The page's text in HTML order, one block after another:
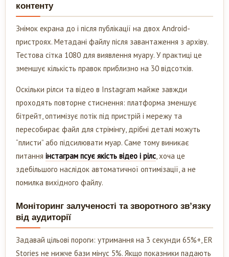
контенту
Знімок екрана до і після публікації на двох Android-
пристроях. Метадані файлу після завантаження з архіву.
Тестова сітка 1080 для виявлення муару. У практиці це
зменшує кількість правок приблизно на 30 відсотків.
Оскільки рілси та відео в Instagram майже завжди
проходять повторне стиснення: платформа зменшує
бітрейт, оптимізує потік під пристрій і мережу та
пересобирає файл для стрімінгу, дрібні деталі можуть
“плисти” або підсилювати муар. Саме тому виникає
питання інстаграм псує якість відео і рілс, хоча це
здебільшого наслідок автоматичної оптимізації, а не
помилка вихідного файлу.
Моніторинг залученості та зворотного зв’язку
від аудиторії
Задавай цільові пороги: утримання на 3 секунди 65%+, ER
Stories не нижче бази мінус 5%. Якщо показники падають